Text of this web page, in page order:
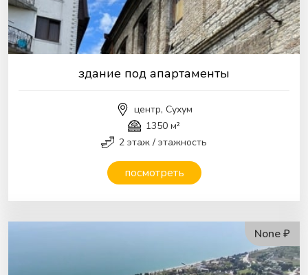
здание под апартаменты
центр, Сухум
1350 м²
2 этаж / этажность
посмотреть
None ₽